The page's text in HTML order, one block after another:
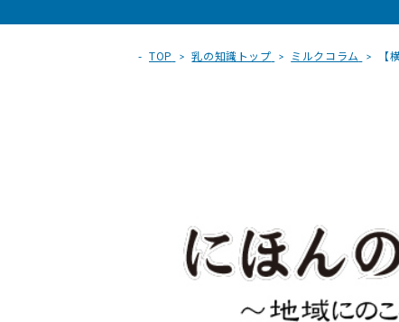
TOP 乳の知識トップ ミルクコラム 【